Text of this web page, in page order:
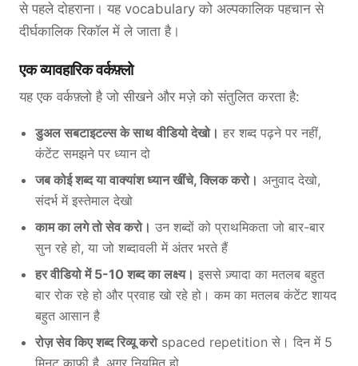
से पहले दोहराना। यह vocabulary को अल्पकालिक पहचान से
दीर्घकालिक रिकॉल में ले जाता है।
एक व्यावहारिक वर्कफ़्लो
यह एक वर्कफ़्लो है जो सीखने और मज़े को संतुलित करता है:
डुअल सबटाइटल्स के साथ वीडियो देखो। हर शब्द पढ़ने पर नहीं,
कंटेंट समझने पर ध्यान दो
जब कोई शब्द या वाक्यांश ध्यान खींचे, क्लिक करो। अनुवाद देखो,
संदर्भ में इस्तेमाल देखो
काम का लगे तो सेव करो। उन शब्दों को प्राथमिकता जो बार-बार
सुन रहे हो, या जो शब्दावली में अंतर भरते हैं
हर वीडियो में 5-10 शब्द का लक्ष्य। इससे ज़्यादा का मतलब बहुत
बार रोक रहे हो और प्रवाह खो रहे हो। कम का मतलब कंटेंट शायद
बहुत आसान है
रोज़ सेव किए शब्द रिव्यू करोspaced repetition से। दिन में 5
मिनट काफ़ी है, अगर नियमित हो